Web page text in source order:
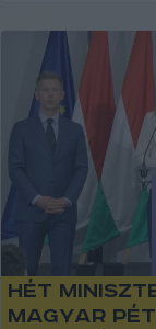
Hét
Magyar